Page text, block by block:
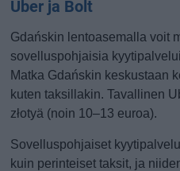
Uber ja Bolt
Gdańskin lentoasemalla voit
sovelluspohjaisia
Matka Gdańskin keskustaan
kuten taksillakin. Tavallinen
złotyä (noin 10–13 euroa).
Sovelluspohjaiset
kuin perinteiset taksit, ja